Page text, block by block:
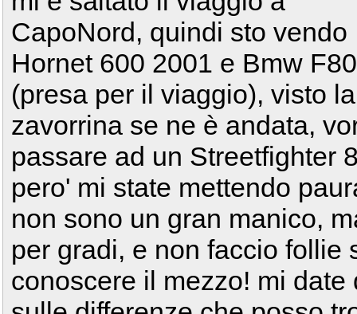
CapoNord, quindi sto vendo
Hornet 600 2001 e Bmw
(presa per il viaggio), visto
zavorrina se ne è andata,
passare ad un Streetfighter
pero' mi state mettendo
non sono un gran manico,
per gradi, e non faccio follie
conoscere il mezzo! mi